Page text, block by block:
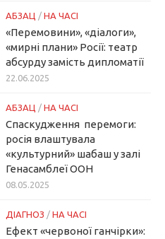
АБЗАЦ / НА ЧАСІ
«Перемовини», «діалоги»,
«мирні плани» Росії: театр
абсурду замість дипломатії
22.06.2025
АБЗАЦ / НА ЧАСІ
Спаскудження перемоги:
росія влаштувала
«культурний» шабаш у залі
Генасамблеї ООН
08.05.2025
ДІАГНОЗ / НА ЧАСІ
Ефект «червоної ганчірки»: